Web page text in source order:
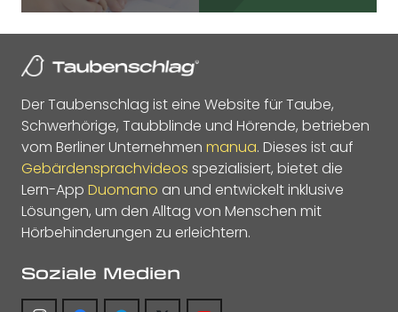
Der Taubenschlag ist eine Website für Taube,
Schwerhörige, Taubblinde und Hörende, betrieben
vom Berliner Unternehmen manua. Dieses ist auf
Gebärdensprachvideos spezialisiert, bietet die
Lern-App Duomano an und entwickelt inklusive
Lösungen, um den Alltag von Menschen mit
Hörbehinderungen zu erleichtern.
Soziale Medien